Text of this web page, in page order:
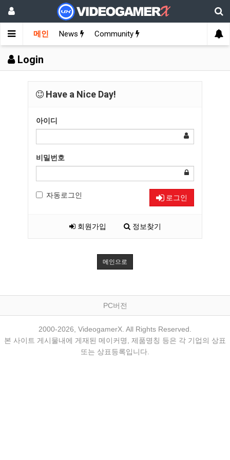
메인 News Community
Login
Have a Nice Day!
아이디
비밀번호
자동로그인 로그인
회원가입 정보찾기
메인으로
PC버전
2000-2026, VideogamerX. All Rights Reserved.
본 사이트 게시물내에 게재된 메이커명, 제품명칭 등은 각 기업의 상표
또는 상표등록입니다.